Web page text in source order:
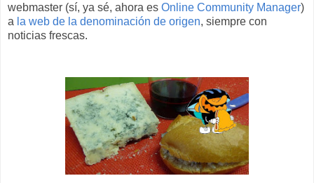
webmaster (sí, ya sé, ahora es Online Community Manager)
a la web de la denominación de origen, siempre con
noticias frescas.